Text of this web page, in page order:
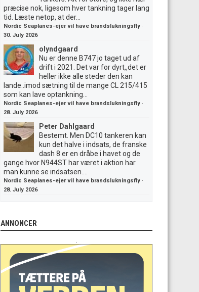
præcise nok, ligesom hver tankning tager lang
tid. Læste netop, at der...
Nordic Seaplanes-ejer vil have brandslukningsfly ·
30. July 2026
olyndgaard
Nu er denne B747 jo taget ud af
drift i 2021. Det var for dyrt,,det er
heller ikke alle steder den kan
lande..imod sætning til de mange CL 215/415
som kan lave optankning...
Nordic Seaplanes-ejer vil have brandslukningsfly ·
28. July 2026
Peter Dahlgaard
Bestemt. Men DC10 tankeren kan
kun det halve i indsats, de franske
dash 8 er en dråbe i havet og de
gange hvor N944ST har været i aktion har
man kunne se indsatsen....
Nordic Seaplanes-ejer vil have brandslukningsfly ·
28. July 2026
ANNONCER